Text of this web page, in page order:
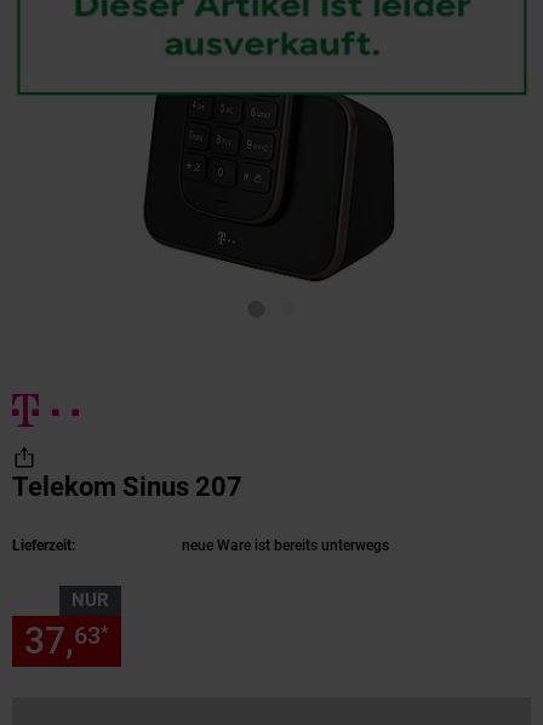
Telekom Sinus 207
Lieferzeit: neue Ware ist bereits unterwegs
NUR
37,63*